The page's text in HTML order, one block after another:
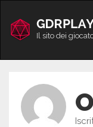
contenutoIl sito dei